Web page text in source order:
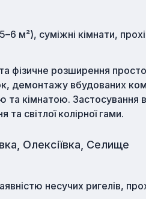
м²), суміжні кімнати,
фізичне розширення
демонтажу вбудованих
кімнатою. Застосування
та світлої колірної гами.
Олексіївка, Селище
несучих ригелів,